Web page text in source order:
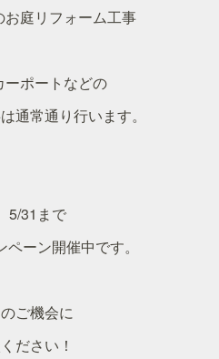
庭リフォーム工事
ポートなどの
通常通り行います。
5/31まで
ーン開催中です。
ご機会に
ださい！